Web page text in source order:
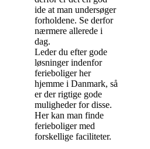
ide at man undersøger
forholdene. Se derfor
nærmere allerede i
dag.
Leder du efter gode
løsninger indenfor
ferieboliger her
hjemme i Danmark, så
er der rigtige gode
muligheder for disse.
Her kan man finde
ferieboliger med
forskellige faciliteter.